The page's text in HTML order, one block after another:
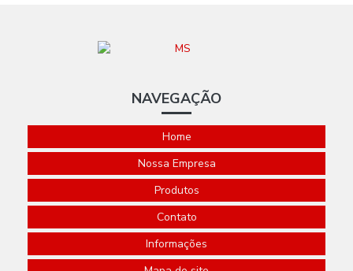
NAVEGAÇÃO
Home
Nossa Empresa
Produtos
Contato
Informações